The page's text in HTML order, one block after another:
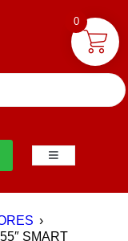
›
SMART
0